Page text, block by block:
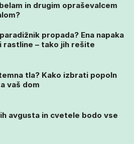
in drugim opraševalcem
propada? Ena napaka
rastline – tako jih rešite
tla? Kako izbrati popoln
vaš dom
avgusta in cvetele bodo vse